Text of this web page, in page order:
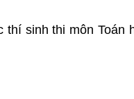
thí sinh thi môn